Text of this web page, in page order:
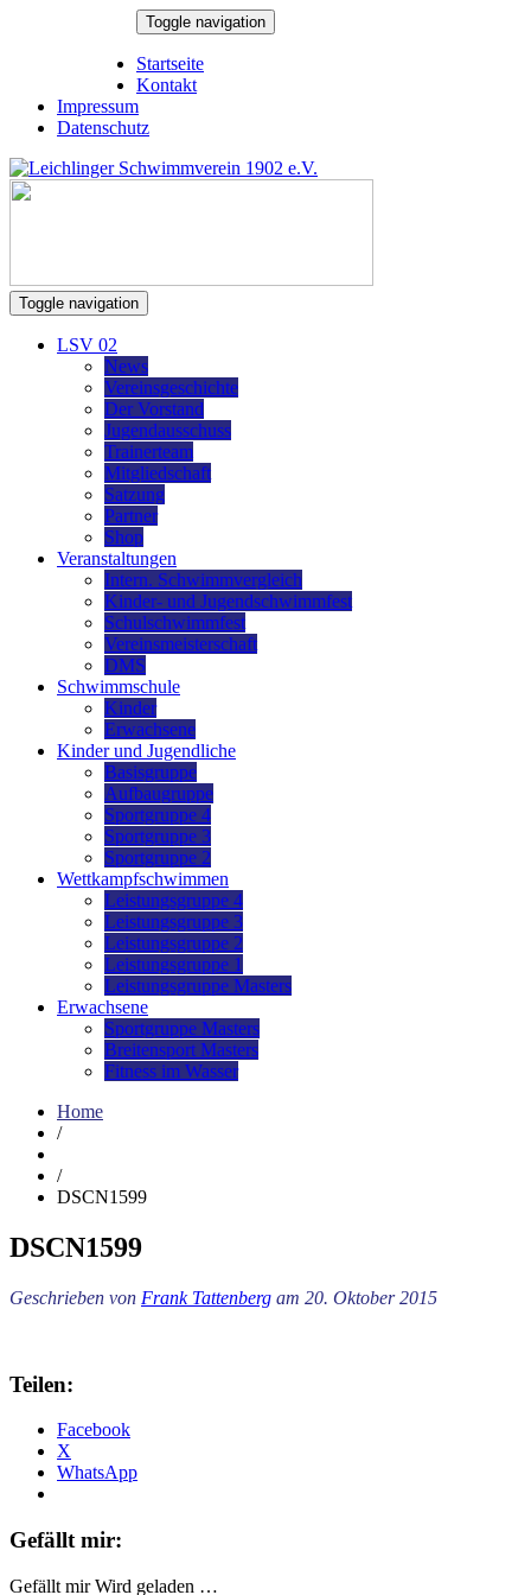
Toggle navigation
Startseite
Kontakt
Impressum
Datenschutz
Toggle navigation
LSV 02
News
Vereinsgeschichte
Der Vorstand
Jugendausschuss
Trainerteam
Mitgliedschaft
Satzung
Partner
Shop
Veranstaltungen
Intern. Schwimmvergleich
Kinder- und Jugendschwimmfest
Schulschwimmfest
Vereinsmeisterschaft
DMS
Schwimmschule
Kinder
Erwachsene
Kinder und Jugendliche
Basisgruppe
Aufbaugruppe
Sportgruppe 4
Sportgruppe 3
Sportgruppe 2
Wettkampfschwimmen
Leistungsgruppe 4
Leistungsgruppe 3
Leistungsgruppe 2
Leistungsgruppe 1
Leistungsgruppe Masters
Erwachsene
Sportgruppe Masters
Breitensport Masters
Fitness im Wasser
Home
/
/
DSCN1599
DSCN1599
Geschrieben von Frank Tattenberg am 20. Oktober 2015
Teilen:
Facebook
X
WhatsApp
Gefällt mir:
Gefällt mir Wird geladen …